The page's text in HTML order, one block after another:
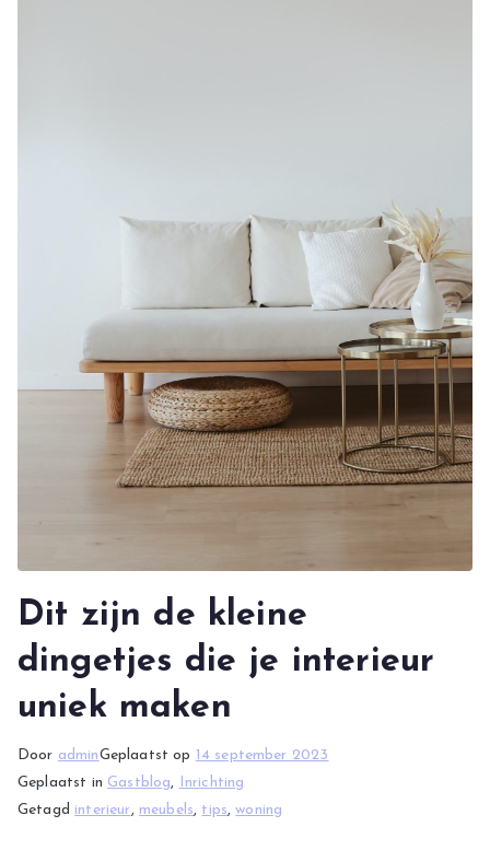
Dit zijn de kleine
dingetjes die je interieur
uniek maken
Door adminGeplaatst op 14 september 2023
Geplaatst in Gastblog,
Inrichting
Getagd interieur, meubels, tips,woning